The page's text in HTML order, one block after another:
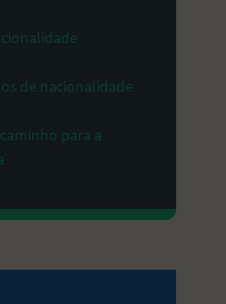
de nacionalidade
para a